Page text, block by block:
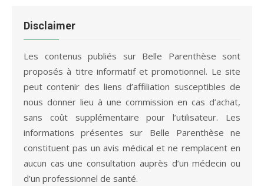
79,00 €.
Disclaimer
Les contenus publiés sur Belle Parenthèse sont
proposés à titre informatif et promotionnel. Le site
peut contenir des liens d’affiliation susceptibles de
nous donner lieu à une commission en cas d’achat,
sans coût supplémentaire pour l’utilisateur. Les
informations présentes sur Belle Parenthèse ne
constituent pas un avis médical et ne remplacent en
aucun cas une consultation auprès d’un médecin ou
d’un professionnel de santé.